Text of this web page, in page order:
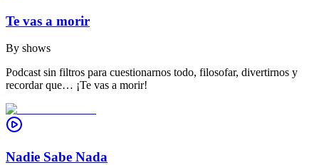
Te vas a morir
By shows
Podcast sin filtros para cuestionarnos todo, filosofar, divertirnos y
recordar que… ¡Te vas a morir!
Nadie Sabe Nada